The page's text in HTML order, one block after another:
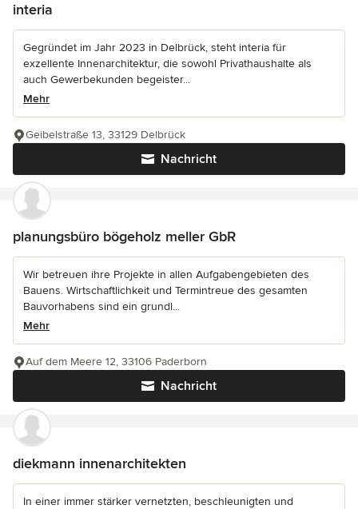
interia
Gegründet im Jahr 2023 in Delbrück, steht interia für
exzellente Innenarchitektur, die sowohl Privathaushalte als
auch Gewerbekunden begeister...
Mehr
Nachricht
Geibelstraße 13, 33129 Delbrück
planungsbüro bögeholz meller GbR
Wir betreuen ihre Projekte in allen Aufgabengebieten des
Bauens. Wirtschaftlichkeit und Termintreue des gesamten
Bauvorhabens sind ein grundl...
Mehr
Nachricht
Auf dem Meere 12, 33106 Paderborn
diekmann innenarchitekten
In einer immer stärker vernetzten, beschleunigten und